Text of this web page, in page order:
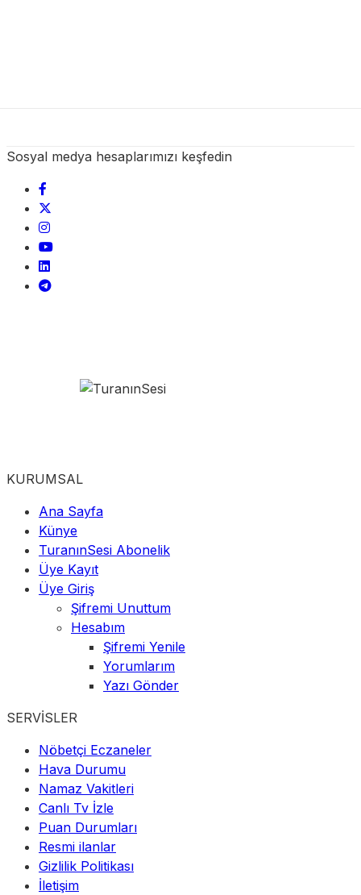
Sosyal medya hesaplarımızı keşfedin
KURUMSAL
Ana Sayfa
Künye
TuranınSesi Abonelik
Üye Kayıt
Üye Giriş
Şifremi Unuttum
Hesabım
Şifremi Yenile
Yorumlarım
Yazı Gönder
SERVİSLER
Nöbetçi Eczaneler
Hava Durumu
Namaz Vakitleri
Canlı Tv İzle
Puan Durumları
Resmi ilanlar
Gizlilik Politikası
İletişim